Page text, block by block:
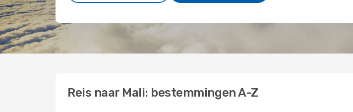
Reis naar Mali: bestemmingen A-Z